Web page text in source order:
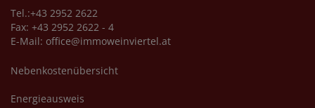
Tel.:+43 2952 2622
Fax: +43 2952 2622 - 4
E-Mail: office@immoweinviertel.at
Nebenkostenübersicht
Energieausweis